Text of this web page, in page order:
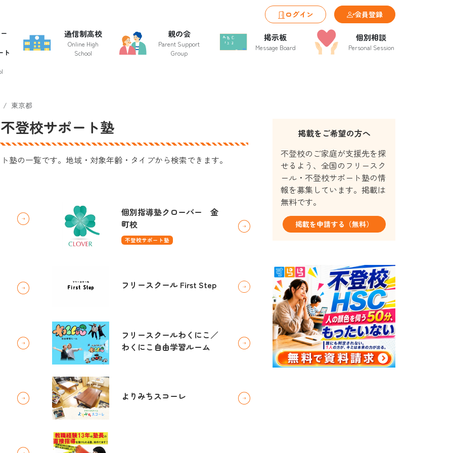
ログイン 会員登録
ト
通信制高校
Online High
School
親の会
Parent Support
Group
掲示板
Message Board
個別相談
Personal Session
東京都
登校サポート塾
塾の一覧です。地域・対象年齢・タイプから検索できます。
個別指導塾クローバー 金
町校
不登校サポート塾
フリースクール First Step
フリースクールわくにこ／
わくにこ自由学習ルーム
よりみちスコーレ
掲載をご希望の方へ
不登校のご家庭が支援先を探
せるよう、全国のフリースク
ール・不登校サポート塾の情
報を募集しています。掲載は
無料です。
掲載を申請する（無料）